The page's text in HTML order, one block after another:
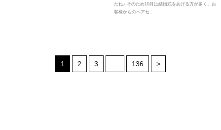
たね♪ そのため10月は結婚式をあげる方が多く、お
客様からのヘアセ…
1 2 3 … 136 >